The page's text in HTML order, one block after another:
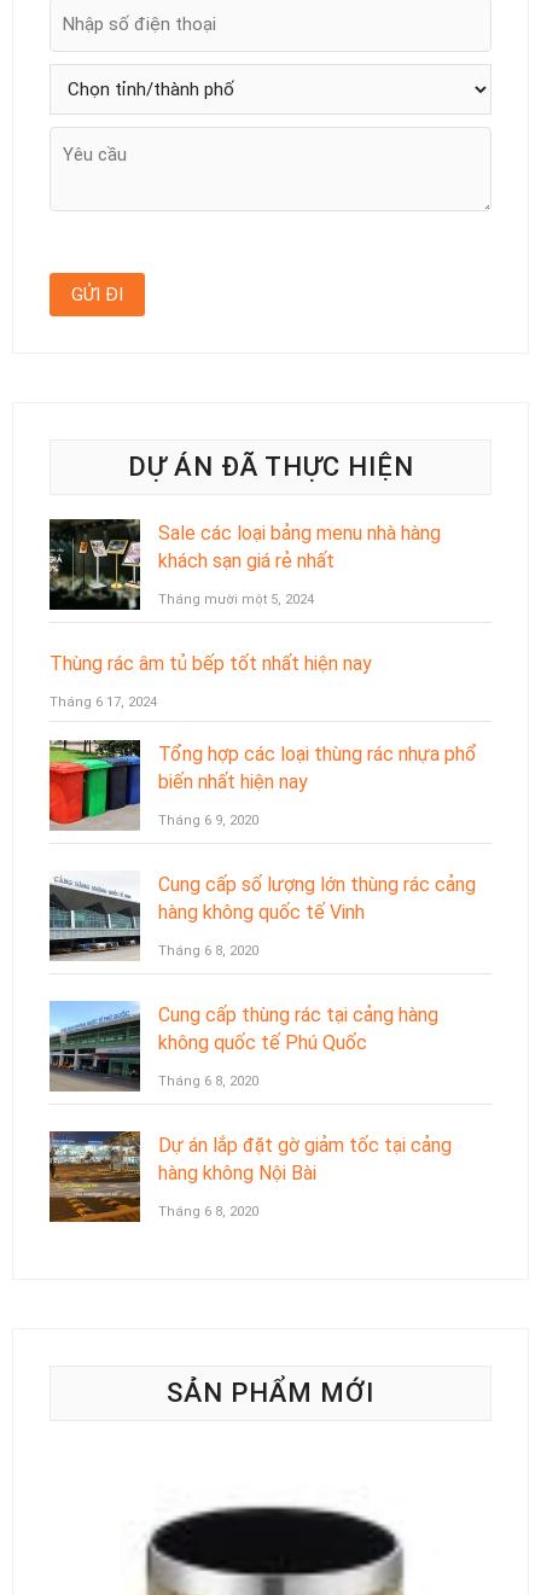
DỰ ÁN ĐÃ THỰC HIỆN
Sale các loại bảng menu nhà hàng
khách sạn giá rẻ nhất
Tháng mười một 5, 2024
Thùng rác âm tủ bếp tốt nhất hiện nay
Tháng 6 17, 2024
Tổng hợp các loại thùng rác nhựa phổ
biến nhất hiện nay
Tháng 6 9, 2020
Cung cấp số lượng lớn thùng rác cảng
hàng không quốc tế Vinh
Tháng 6 8, 2020
Cung cấp thùng rác tại cảng hàng
không quốc tế Phú Quốc
Tháng 6 8, 2020
Dự án lắp đặt gờ giảm tốc tại cảng
hàng không Nội Bài
Tháng 6 8, 2020
SẢN PHẨM MỚI